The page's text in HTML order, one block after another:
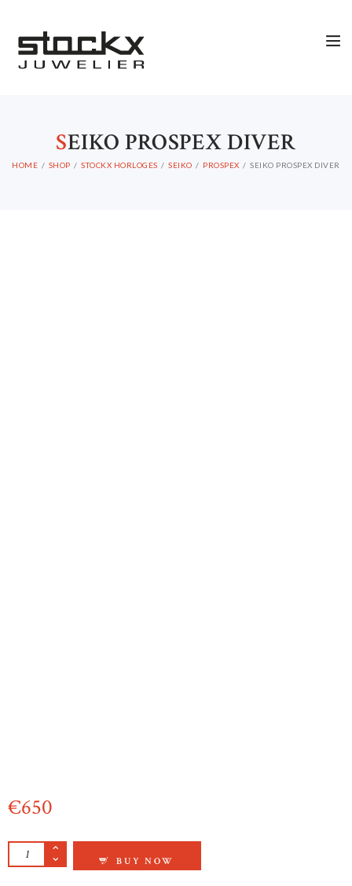
SEIKO PROSPEX DIVER
HOME SHOP STOCKX HORLOGES SEIKO PROSPEX SEIKO PROSPEX DIVER
STOCKX ACCESSORIES
SALE
€650
SEIKO PROSPEX DIVER AANTAL
BUY NOW